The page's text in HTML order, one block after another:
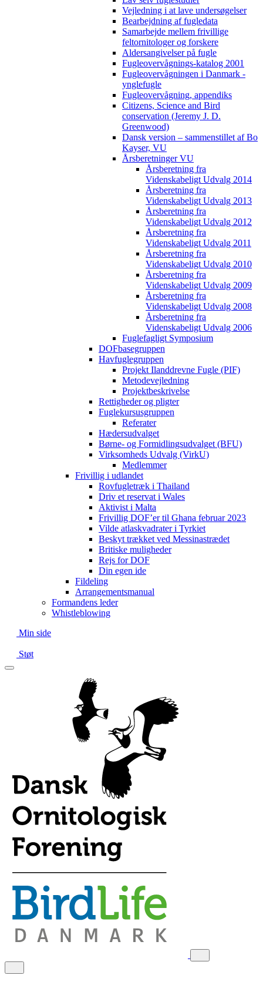
Vejledning i at lave undersøgelser
Bearbejdning af fugledata
Samarbejde mellem frivillige
feltornitologer og forskere
Aldersangivelser på fugle
Fugleovervågnings-katalog 2001
Fugleovervågningen i Danmark -
ynglefugle
Fugleovervågning, appendiks
Citizens, Science and Bird
conservation (Jeremy J. D.
Greenwood)
Dansk version – sammenstillet af Bo
Kayser, VU
Årsberetninger VU
Årsberetning fra
Videnskabeligt Udvalg 2014
Årsberetning fra
Videnskabeligt Udvalg 2013
Årsberetning fra
Videnskabeligt Udvalg 2012
Årsberetning fra
Videnskabeligt Udvalg 2011
Årsberetning fra
Videnskabeligt Udvalg 2010
Årsberetning fra
Videnskabeligt Udvalg 2009
Årsberetning fra
Videnskabeligt Udvalg 2008
Årsberetning fra
Videnskabeligt Udvalg 2006
Fuglefagligt Symposium
DOFbasegruppen
Havfuglegruppen
Projekt Ilanddrevne Fugle (PIF)
Metodevejledning
Projektbeskrivelse
Rettigheder og pligter
Fuglekursusgruppen
Referater
Hædersudvalget
Børne- og Formidlingsudvalget (BFU)
Virksomheds Udvalg (VirkU)
Medlemmer
Frivillig i udlandet
Rovfugletræk i Thailand
Driv et reservat i Wales
Aktivist i Malta
Frivillig DOF’er til Ghana februar 2023
Vilde atlaskvadrater i Tyrkiet
Beskyt trækket ved Messinastrædet
Britiske muligheder
Rejs for DOF
Din egen ide
Fildeling
Arrangementsmanual
Formandens leder
Whistleblowing
Min side
Støt